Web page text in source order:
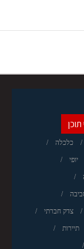
תוכן
כלכלה
יופי
צדק חברתי
תיירות